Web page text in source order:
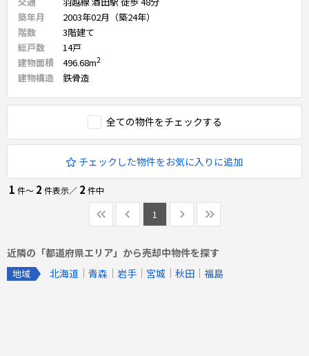
築年月
2003年02月（築24年）
階数
3階建て
総戸数
14戸
建物面積
496.68m2
建物構造 鉄骨造
全ての物件をチェックする
チェックした物件をお気に入りに追加
1 件〜 2 件表示／ 2 件中
1
近隣の「都道府県エリア」から売却中物件を探す
地域 北海道 青森 岩手 宮城 秋田 福島